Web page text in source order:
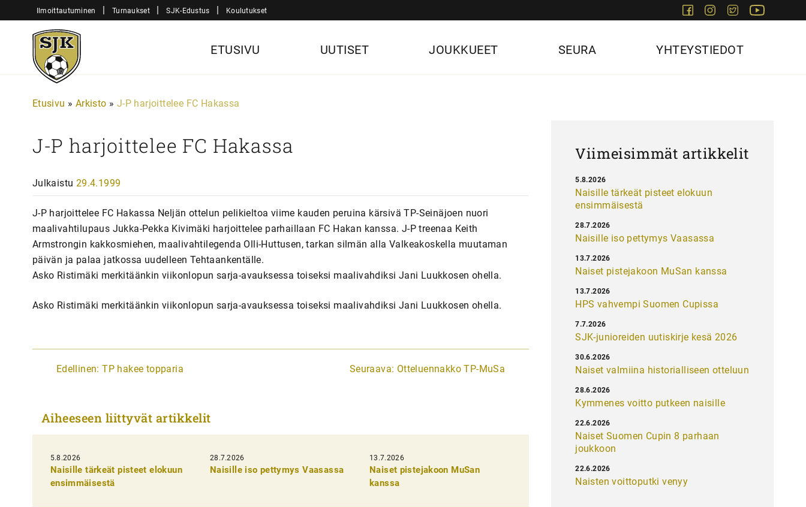
sisältöön
Ilmoittautuminen | Turnaukset | SJK-Edustus | Koulutukset FacebookInstagram
Twitter
Sjk-
Juniorit
ETUSIVU UUTISET JOUKKUEET SEURA YHTEYSTIEDOT
Etusivu » Arkisto » J-P harjoittelee FC Hakassa
J-P harjoittelee FC Hakassa
Julkaistu 29.4.1999
J-P harjoittelee FC Hakassa Neljän ottelun pelikieltoa viime kauden peruina kärsivä TP-Seinäjoen nuori
maalivahtilupaus Jukka-Pekka Kivimäki harjoittelee parhaillaan FC Hakan kanssa. J-P treenaa Keith
Armstrongin kakkosmiehen, maalivahtilegenda Olli-Huttusen, tarkan silmän alla Valkeakoskella muutaman
päivän ja palaa jatkossa uudelleen Tehtaankentälle.
Asko Ristimäki merkitäänkin viikonlopun sarja-avauksessa toiseksi maalivahdiksi Jani Luukkosen ohella.
Asko Ristimäki merkitäänkin viikonlopun sarja-avauksessa toiseksi maalivahdiksi Jani Luukkosen ohella.
A
i
k
e
Edellinen: TP hakee topparia Seuraava: Otteluennakko TP-MuSa
Aiheeseen liittyvät artikkelit
5.8.2026
Naisille tärkeät pisteet elokuun
ensimmäisestä
28.7.2026
Naisille iso pettymys Vaasassa
13.7.2026
Naiset pistejakoon MuSan
kanssa
Viimeisimmät artikkelit
Naisille tärkeät pisteet elokuun
ensimmäisestä
5.8.2026
Naisille iso pettymys Vaasassa
28.7.2026
Naiset pistejakoon MuSan kanssa
13.7.2026
HPS vahvempi Suomen Cupissa
13.7.2026
SJK-junioreiden uutiskirje kesä 2026
7.7.2026
Naiset valmiina historialliseen otteluun
30.6.2026
Kymmenes voitto putkeen naisille
28.6.2026
Naiset Suomen Cupin 8 parhaan
joukkoon
22.6.2026
Naisten voittoputki venyy
22.6.2026